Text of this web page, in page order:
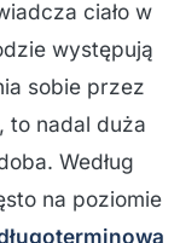
ciało w
występują
sobie przez
to nadal duża
Według
na poziomie